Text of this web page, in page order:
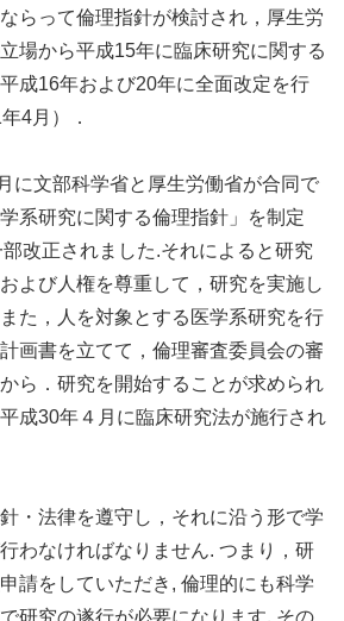
らって倫理指針が検討され，厚生労
場から平成15年に臨床研究に関する
成16年および20年に全面改定を行
4月）．
に文部科学省と厚生労働省が合同で
系研究に関する倫理指針」を制定
改正されました.それによると研究
よび人権を尊重して，研究を実施し
た，人を対象とする医学系研究を行
画書を立てて，倫理審査委員会の審
ら．研究を開始することが求められ
成30年４月に臨床研究法が施行され
・法律を遵守し，それに沿う形で学
わなければなりません. つまり，研
請をしていただき, 倫理的にも科学
研究の遂行が必要になります. その